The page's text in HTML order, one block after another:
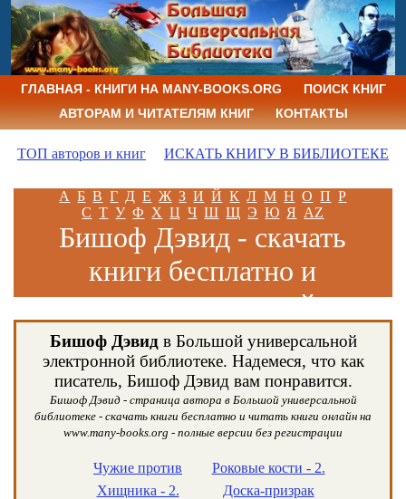
ГЛАВНАЯ - КНИГИ НА MANY-BOOKS.ORG
ПОИСК КНИГ
АВТОРАМ И ЧИТАТЕЛЯМ КНИГ
КОНТАКТЫ
ТОП авторов и книг ИСКАТЬ КНИГУ В БИБЛИОТЕКЕ
А Б В Г Д Е Ж З И Й К Л М Н О П Р
С Т У Ф Х Ц Ч Ш Щ Э Ю Я AZ
Бишоф Дэвид - скачать
книги бесплатно и
читать книги онлайн
Бишоф Дэвид в Большой универсальной
электронной библиотеке. Надемеся, что как
писатель, Бишоф Дэвид вам понравится.
Бишоф Дэвид - страница автора в Большой универсальной
библиотеке - скачать книги бесплатно и читать книги онлайн на
www.many-books.org - полные версии без регистрации
Чужие против
Хищника - 2.
Роковые кости - 2.
Доска-призрак